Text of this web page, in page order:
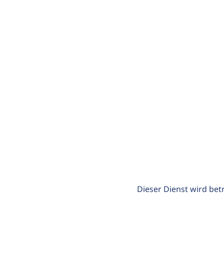
Dieser Dienst wird